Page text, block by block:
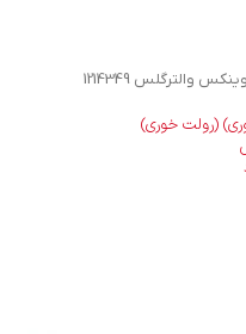
(رولت خوری)